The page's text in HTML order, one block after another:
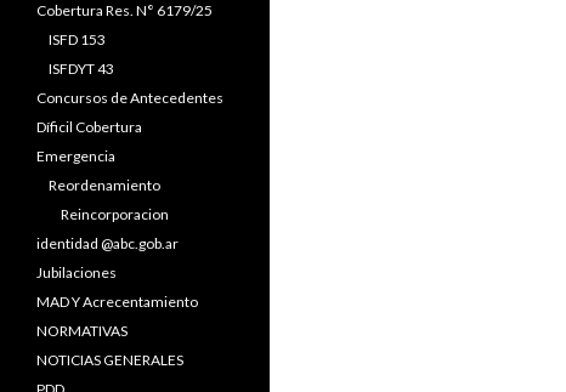
Cobertura Res. N° 6179/25
ISFD 153
ISFDYT 43
Concursos de Antecedentes
Díficil Cobertura
Emergencia
Reordenamiento
Reincorporacion
identidad @abc.gob.ar
Jubilaciones
MAD Y Acrecentamiento
NORMATIVAS
NOTICIAS GENERALES